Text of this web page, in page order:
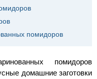
помидоров
помидоров
домашние заготовки